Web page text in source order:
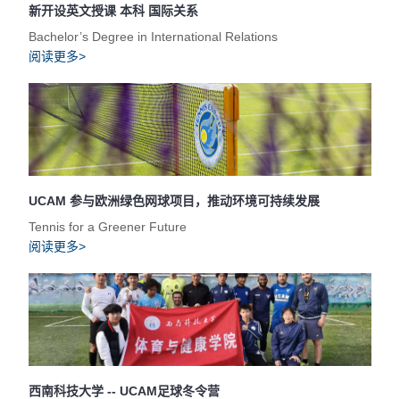
新开设英文授课 本科 国际关系
Bachelor’s Degree in International Relations
阅读更多>
UCAM 参与欧洲绿色网球项目，推动环境可持续发展
Tennis for a Greener Future
阅读更多>
西南科技大学 -- UCAM足球冬令营